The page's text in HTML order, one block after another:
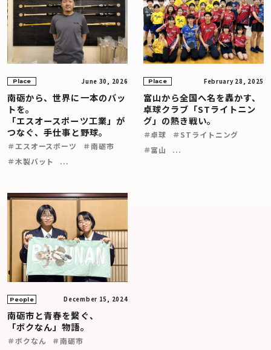
Place June 30, 2026
南砺から、世界に一本のバッ
トを。
「エスオースポーツ工業」が
つなぐ、手仕事と野球。
＃エスオースポーツ
＃南砺市
＃木製バット
...
Place February 28, 2025
富山から全国へ名を轟かす、
卓球クラブ「STライトニン
グ」の熱き戦い。
＃卓球
＃STライトニング
＃富山
...
People December 15, 2024
南砺市と青春を繋ぐ、
「ボクなん」物語。
＃ボクなん
＃南砺市